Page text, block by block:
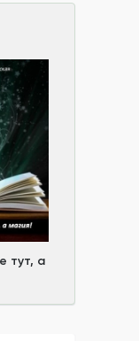
тут, а